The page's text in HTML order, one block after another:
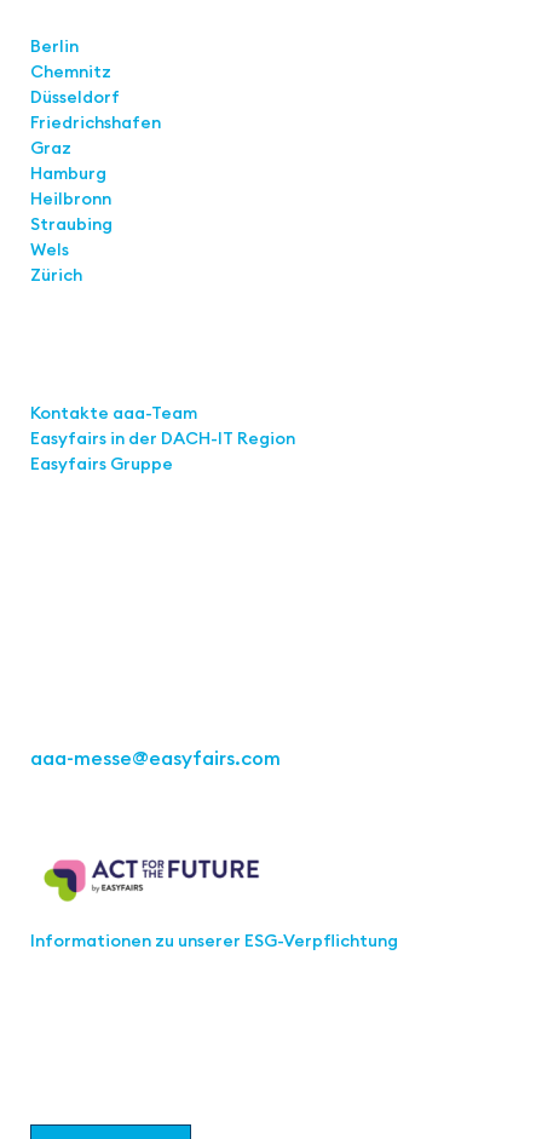
Berlin
Chemnitz
Düsseldorf
Friedrichshafen
Graz
Hamburg
Heilbronn
Straubing
Wels
Zürich
Kontakte aaa-Team
Easyfairs in der DACH-IT Region
Easyfairs Gruppe
aaa-messe@easyfairs.com
Informationen zu unserer ESG-Verpflichtung